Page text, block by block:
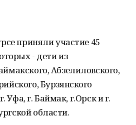
приняли участие 45
- дети из
Абзелиловского,
Бурзянского
Уфа, г. Баймак, г.Орск и г.
области.